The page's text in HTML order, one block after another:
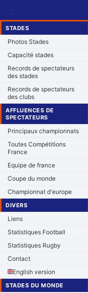
STADES
Photos Stades
Capacité stades
Records de spectateurs
des stades
Records de spectateurs
des clubs
AFFLUENCES DE
SPECTATEURS
Principaux championnats
Toutes Compétitions
France
Equipe de france
Coupe du monde
Championnat d'europe
DIVERS
Liens
Statistiques Football
Statistiques Rugby
Contact
English version
STADES DU MONDE